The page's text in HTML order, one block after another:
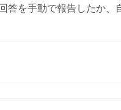
を手動で報告したか、